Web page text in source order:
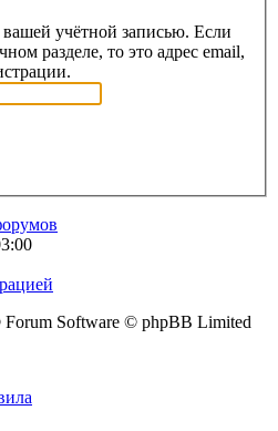
учётной записью. Если
разделе, то это адрес email,
Software © phpBB Limited